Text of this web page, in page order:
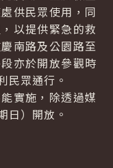
供民眾使用，同
以提供緊急的救
南路及公園路至
亦於開放參觀時
民眾通行。
實施，除透過媒
日）開放。